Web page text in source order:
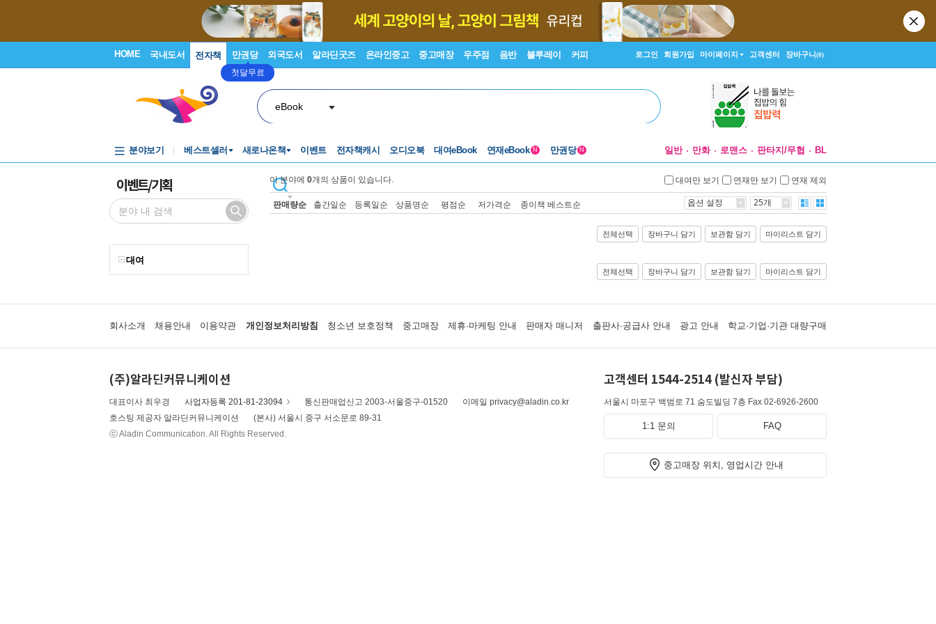
HOME 국내도서 전자책 만권당
첫달무료
외국도서 알라딘굿즈 온라인중고 중고매장 우주점 음반 블루레이 커피 로그인 회원가입 마이페이지 고객센터 장바구니(0)
eBook
분야보기 베스트셀러 새로나온책 이벤트 전자책캐시 오디오북 대여eBook 연재eBook N 만권당 N 일반 만화 로맨스 판타지/무협 BL
이벤트/기획
대여
이 분야에 0개의 상품이 있습니다. 대여만 보기 연재만 보기 연재 제외
판매량순 출간일순 등록일순 상품명순 평점순 저가격순 종이책 베스트순 옵션 설정 25개
전체선택 장바구니 담기 보관함 담기 마이리스트 담기
전체선택 장바구니 담기 보관함 담기 마이리스트 담기
회사소개 채용안내 이용약관 개인정보처리방침 청소년 보호정책 중고매장 제휴·마케팅 안내 판매자 매니저 출판사·공급사 안내 광고 안내 학교·기업·기관 대량구매
(주)알라딘커뮤니케이션
대표이사 최우경 사업자등록 201-81-23094 통신판매업신고 2003-서울중구-01520
이메일 privacy@aladin.co.kr
호스팅 제공자 알라딘커뮤니케이션
(본사) 서울시 중구 서소문로 89-31
ⓒ Aladin Communication. All Rights Reserved.
고객센터 1544-2514 (발신자 부담)
서울시 마포구 백범로 71 숨도빌딩 7층 Fax 02-6926-2600
1:1 문의 FAQ
중고매장 위치, 영업시간 안내